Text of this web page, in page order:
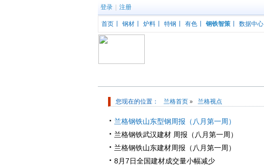
登录 注册
首页 钢材 炉料 特钢 有色 钢铁智策 数据中心
您现在的位置： 兰格首页 » 兰格视点
· 兰格钢铁山东型钢周报（八月第一周）
· 兰格钢铁武汉建材 周报（八月第一周）
· 兰格钢铁山东建材周报（八月第一周）
· 8月7日全国建材成交量小幅减少